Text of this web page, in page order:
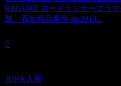
RR033RR ロードランナープラ
製 看板商品番号 mo2010...
JUNK入荷